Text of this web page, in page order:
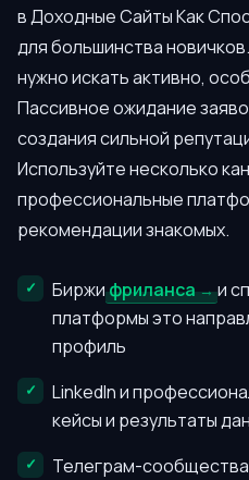
в Доходные Сайты Как
для большинства
нужно искать активно,
Пассивное ожидание
создания сильной
Используйте несколько
профессиональные
рекомендации знакомых.
Биржифриланса
и
платформы это
профиль
LinkedIn и
кейсы и результаты
Телеграм-